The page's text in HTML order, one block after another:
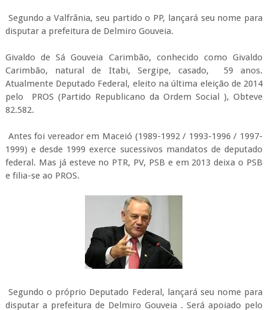
Segundo a Valfrânia, seu partido o PP, lançará seu nome para
disputar a prefeitura de Delmiro Gouveia.
Givaldo de Sá Gouveia Carimbão, conhecido como Givaldo
Carimbão, natural de Itabi, Sergipe, casado, 59 anos.
Atualmente Deputado Federal, eleito na última eleição de 2014
pelo PROS (Partido Republicano da Ordem Social ), Obteve
82.582.
Antes foi vereador em Maceió (1989-1992 / 1993-1996 / 1997-
1999) e desde 1999 exerce sucessivos mandatos de deputado
federal. Mas já esteve no PTR, PV, PSB e em 2013 deixa o PSB
e filia-se ao PROS.
Segundo o próprio Deputado Federal, lançará seu nome para
disputar a prefeitura de Delmiro Gouveia . Será apoiado pelo